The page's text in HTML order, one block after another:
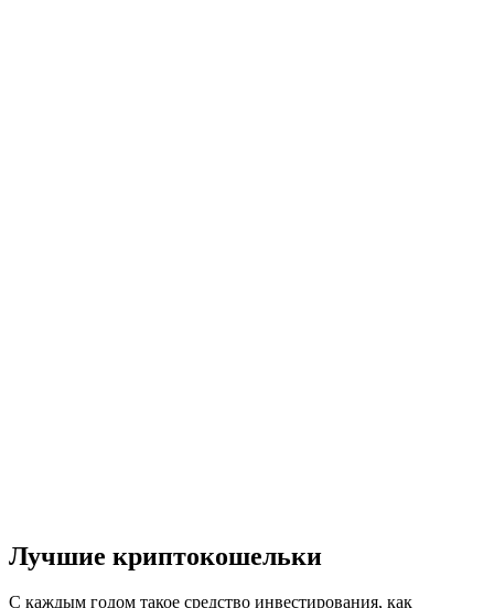
Лучшие криптокошельки
С каждым годом такое средство инвестирования, как